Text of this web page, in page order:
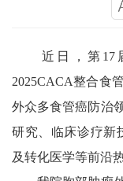
近日，第17届
2025CACA整合食
外众多食管癌防治
研究、临床诊疗新
及转化医学等前沿